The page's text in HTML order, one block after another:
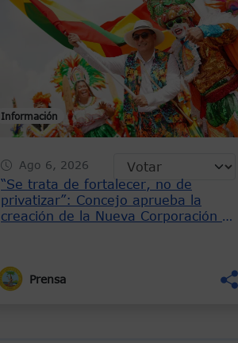
Información
Ago 6, 2026
“Se trata de fortalecer, no de
privatizar”: Concejo aprueba la
creación de la Nueva Corporación de
Prensa